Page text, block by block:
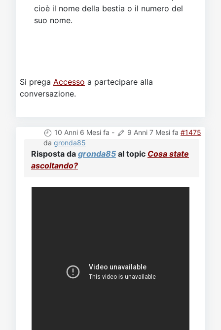
cioè il nome della bestia o il numero del
suo nome.
Si prega Accesso a partecipare alla
conversazione.
10 Anni 6 Mesi fa - 9 Anni 7 Mesi fa #1475
da gronda85
Risposta da gronda85 al topic Cosa state
ascoltando?